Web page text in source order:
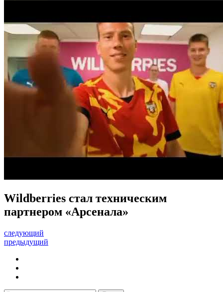
Wildberries стал техническим
партнером «Арсенала»
следующий
предыдущий